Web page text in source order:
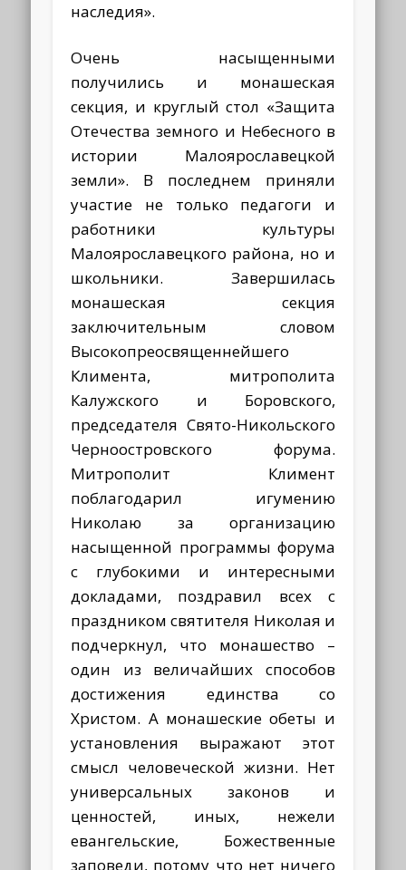
наследия».
Очень насыщенными
получились и монашеская
секция, и круглый стол «Защита
Отечества земного и Небесного в
истории Малоярославецкой
земли». В последнем приняли
участие не только педагоги и
работники культуры
Малоярославецкого района, но и
школьники. Завершилась
монашеская секция
заключительным словом
Высокопреосвященнейшего
Климента, митрополита
Калужского и Боровского,
председателя Свято-Никольского
Черноостровского форума.
Митрополит Климент
поблагодарил игумению
Николаю за организацию
насыщенной программы форума
с глубокими и интересными
докладами, поздравил всех с
праздником святителя Николая и
подчеркнул, что монашество –
один из величайших способов
достижения единства со
Христом. А монашеские обеты и
установления выражают этот
смысл человеческой жизни. Нет
универсальных законов и
ценностей, иных, нежели
евангельские, Божественные
заповеди, потому что нет ничего